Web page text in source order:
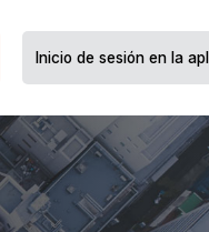
Inicio de sesión en la